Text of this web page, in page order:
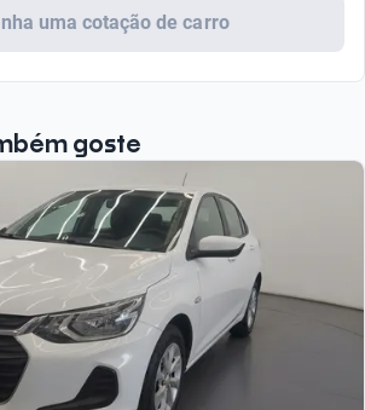
uma cotação de carro
goste